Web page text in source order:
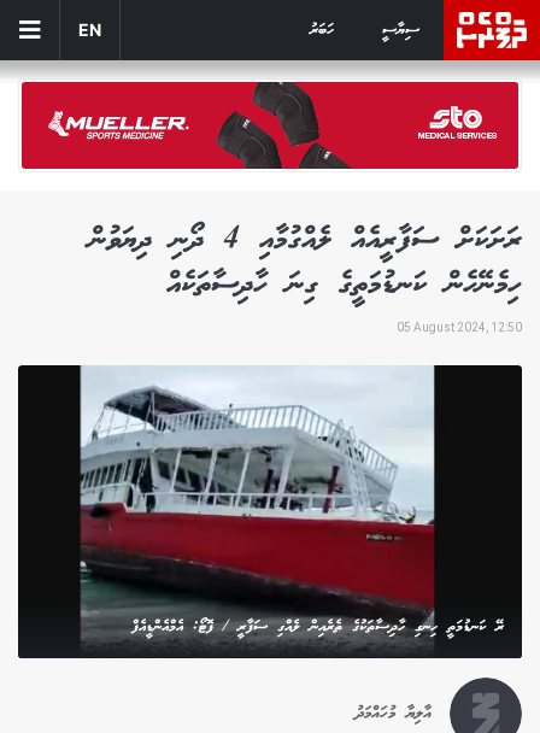
ސިޔާސީ ހަބަރު EN
ރަށަކަށް ސަފާރީއެއް ލެއްގުމާއި 4 ދޯނި ދިޔަވުން
ހިމެނޭހެން ކަނޑުމަތީގެ ގިނަ ހާދިސާތަކެއް
05 August 2024, 12:50
ރޭ ކަނޑުމަތީ ހިނގި ހާދިސާތަކުގެ ތެރެއިން ލެއްގި ސަފާރީ / ފޮޓޯ: އެމްއެންޑީއެފް
އާލިޔާ މުހައްމަދު